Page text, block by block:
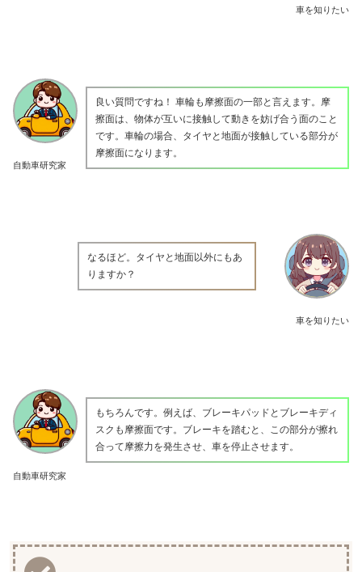
車を知りたい
自動車研究家
良い質問ですね！ 車輪も摩擦面の一部と言えます。摩
擦面は、物体が互いに接触して動きを妨げ合う面のこと
です。車輪の場合、タイヤと地面が接触している部分が
摩擦面になります。
車を知りたい
なるほど。タイヤと地面以外にもあ
りますか？
自動車研究家
もちろんです。例えば、ブレーキパッドとブレーキディ
スクも摩擦面です。ブレーキを踏むと、この部分が擦れ
合って摩擦力を発生させ、車を停止させます。